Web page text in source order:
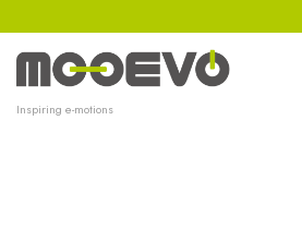
al
contenido
Inspiring e-motions